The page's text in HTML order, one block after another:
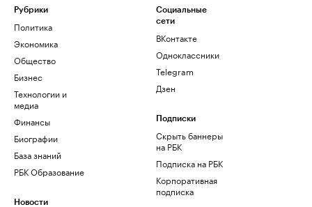
Рубрики
Политика
Экономика
Общество
Бизнес
Технологии и
медиа
Финансы
Биографии
База знаний
РБК Образование
Новости
Социальные
сети
ВКонтакте
Одноклассники
Telegram
Дзен
Подписки
Скрыть баннеры
на РБК
Подписка на РБК
Корпоративная
подписка